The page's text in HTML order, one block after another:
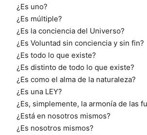
¿Es uno?
¿Es múltiple?
¿Es la conciencia del Universo?
¿Es Voluntad sin conciencia y sin fin?
¿Es todo lo que existe?
¿Es distinto de todo lo que existe?
¿Es como el alma de la naturaleza?
¿Es una LEY?
¿Es, simplemente, la armonía de las
¿Está en nosotros mismos?
¿Es nosotros mismos?